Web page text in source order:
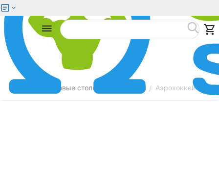
Игровые столы Аэрохоккей / Аэрохоккей DFC
Меню Найти